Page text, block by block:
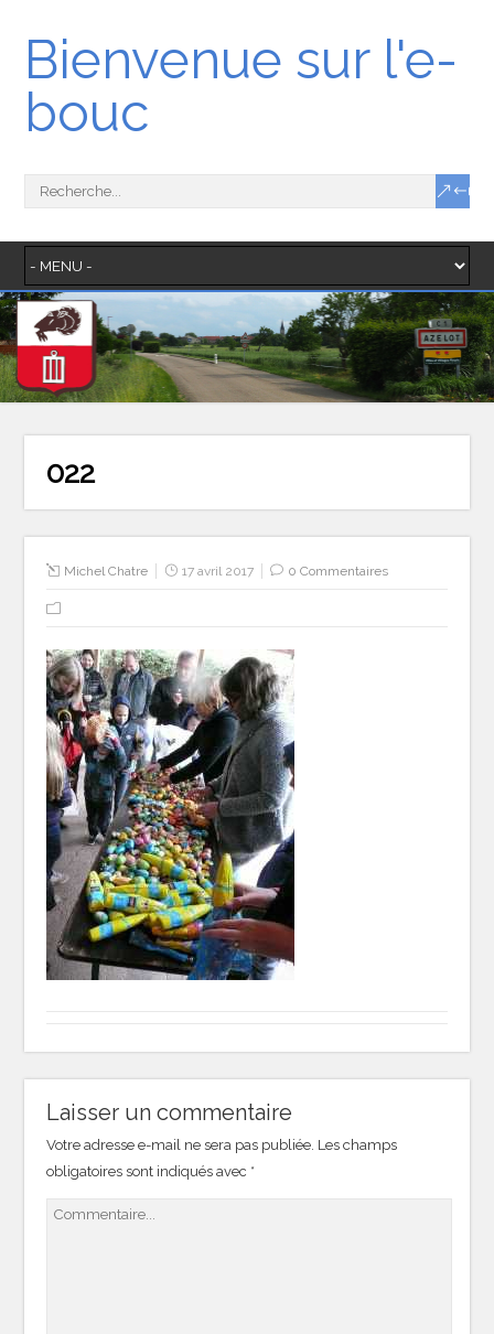
Bienvenue sur l'e-
bouc
022
Michel Chatre 17 avril 2017 0 Commentaires
Laisser un commentaire
Votre adresse e-mail ne sera pas publiée. Les champs
obligatoires sont indiqués avec *